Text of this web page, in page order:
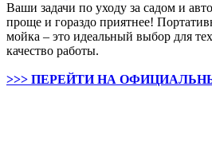
Ваши задачи по уходу за садом и
проще и гораздо приятнее!
мойка – это идеальный выбор для
качество работы.
>>> ПЕРЕЙТИ НА